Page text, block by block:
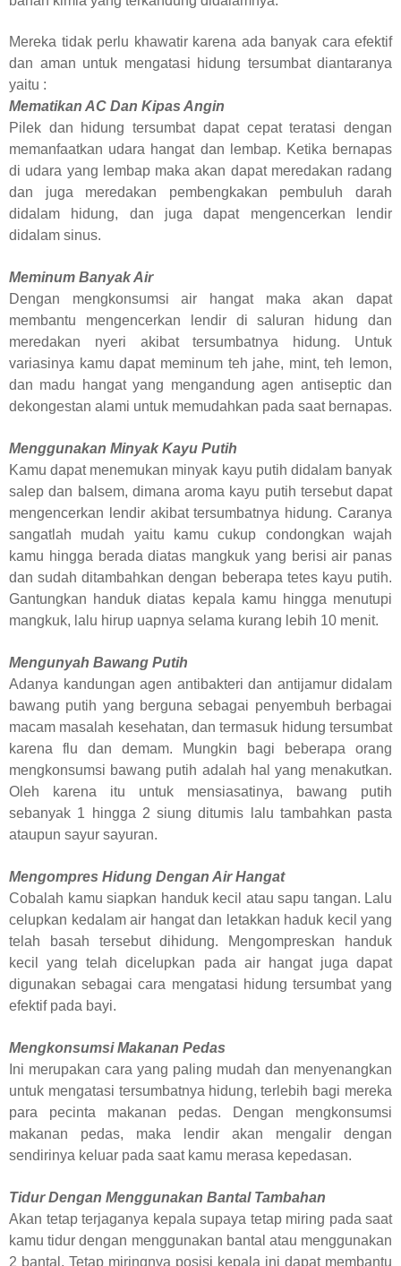
Mereka tidak perlu khawatir karena ada banyak cara efektif
dan aman untuk mengatasi hidung tersumbat diantaranya
yaitu :
Mematikan AC Dan Kipas Angin
Pilek dan hidung tersumbat dapat cepat teratasi dengan
memanfaatkan udara hangat dan lembap. Ketika bernapas
di udara yang lembap maka akan dapat meredakan radang
dan juga meredakan pembengkakan pembuluh darah
didalam hidung, dan juga dapat mengencerkan lendir
didalam sinus.
Meminum Banyak Air
Dengan mengkonsumsi air hangat maka akan dapat
membantu mengencerkan lendir di saluran hidung dan
meredakan nyeri akibat tersumbatnya hidung. Untuk
variasinya kamu dapat meminum teh jahe, mint, teh lemon,
dan madu hangat yang mengandung agen antiseptic dan
dekongestan alami untuk memudahkan pada saat bernapas.
Menggunakan Minyak Kayu Putih
Kamu dapat menemukan minyak kayu putih didalam banyak
salep dan balsem, dimana aroma kayu putih tersebut dapat
mengencerkan lendir akibat tersumbatnya hidung. Caranya
sangatlah mudah yaitu kamu cukup condongkan wajah
kamu hingga berada diatas mangkuk yang berisi air panas
dan sudah ditambahkan dengan beberapa tetes kayu putih.
Gantungkan handuk diatas kepala kamu hingga menutupi
mangkuk, lalu hirup uapnya selama kurang lebih 10 menit.
Mengunyah Bawang Putih
Adanya kandungan agen antibakteri dan antijamur didalam
bawang putih yang berguna sebagai penyembuh berbagai
macam masalah kesehatan, dan termasuk hidung tersumbat
karena flu dan demam. Mungkin bagi beberapa orang
mengkonsumsi bawang putih adalah hal yang menakutkan.
Oleh karena itu untuk mensiasatinya, bawang putih
sebanyak 1 hingga 2 siung ditumis lalu tambahkan pasta
ataupun sayur sayuran.
Mengompres Hidung Dengan Air Hangat
Cobalah kamu siapkan handuk kecil atau sapu tangan. Lalu
celupkan kedalam air hangat dan letakkan haduk kecil yang
telah basah tersebut dihidung. Mengompreskan handuk
kecil yang telah dicelupkan pada air hangat juga dapat
digunakan sebagai cara mengatasi hidung tersumbat yang
efektif pada bayi.
Mengkonsumsi Makanan Pedas
Ini merupakan cara yang paling mudah dan menyenangkan
untuk mengatasi tersumbatnya hidung, terlebih bagi mereka
para pecinta makanan pedas. Dengan mengkonsumsi
makanan pedas, maka lendir akan mengalir dengan
sendirinya keluar pada saat kamu merasa kepedasan.
Tidur Dengan Menggunakan Bantal Tambahan
Akan tetap terjaganya kepala supaya tetap miring pada saat
kamu tidur dengan menggunakan bantal atau menggunakan
2 bantal. Tetap miringnya posisi kepala ini dapat membantu